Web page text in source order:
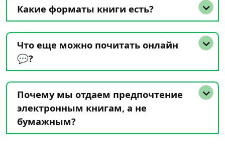
Какие форматы книги есть?
Что еще можно почитать онлайн
💬?
Почему мы отдаем предпочтение
электронным книгам, а не
бумажным?